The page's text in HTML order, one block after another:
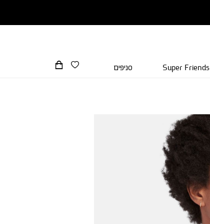
Super Friends סניפים